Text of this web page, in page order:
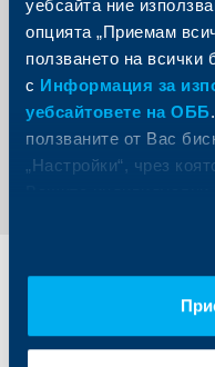
уебсайта ние
опцията „Приемам
ползването на всички
с Информация за
уебсайтовете на ОББ
ползваните от Вас
„Настройки“, чрез
разговор
17 21 (A1 и Yettel)
С уважение,
Кей Би Си Банк
Обратно към
Индивидуални